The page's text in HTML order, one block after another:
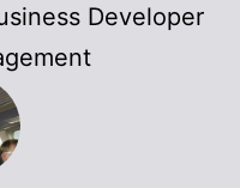
Developer